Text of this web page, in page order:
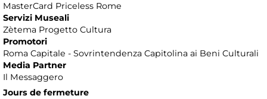
MasterCard Priceless Rome
Servizi Museali
Zètema Progetto Cultura
Promotori
Roma Capitale - Sovrintendenza Capitolina ai Beni Culturali
Media Partner
Il Messaggero
Jours de fermeture